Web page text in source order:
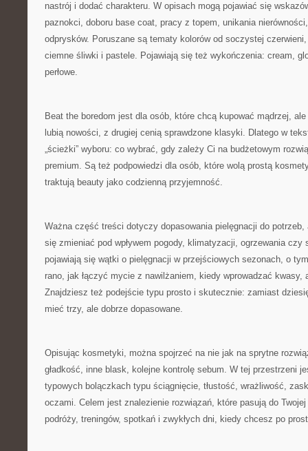
nastrój i dodać charakteru. W opisach mogą pojawiać się
paznokci, doboru base coat, pracy z topem, unikania
odprysków. Poruszane są tematy kolorów od soczystej
ciemne śliwki i pastele. Pojawiają się też wykończenia: cream,
perłowe.
Beat the boredom jest dla osób, które chcą kupować mądrzej,
lubią nowości, z drugiej cenią sprawdzone klasyki. Dlatego w
„ścieżki” wyboru: co wybrać, gdy zależy Ci na budżetowym
premium. Są też podpowiedzi dla osób, które wolą prostą
traktują beauty jako codzienną przyjemność.
Ważna część treści dotyczy dopasowania pielęgnacji do
się zmieniać pod wpływem pogody, klimatyzacji, ogrzewania czy
pojawiają się wątki o pielęgnacji w przejściowych sezonach, o
rano, jak łączyć mycie z nawilżaniem, kiedy wprowadzać
Znajdziesz też podejście typu prosto i skutecznie: zamiast
mieć trzy, ale dobrze dopasowane.
Opisując kosmetyki, można spojrzeć na nie jak na sprytne
gładkość, inne blask, kolejne kontrolę sebum. W tej przestrzeni
typowych bolączkach typu ściągnięcie, tłustość, wrażliwość,
oczami. Celem jest znalezienie rozwiązań, które pasują do
podróży, treningów, spotkań i zwykłych dni, kiedy chcesz po